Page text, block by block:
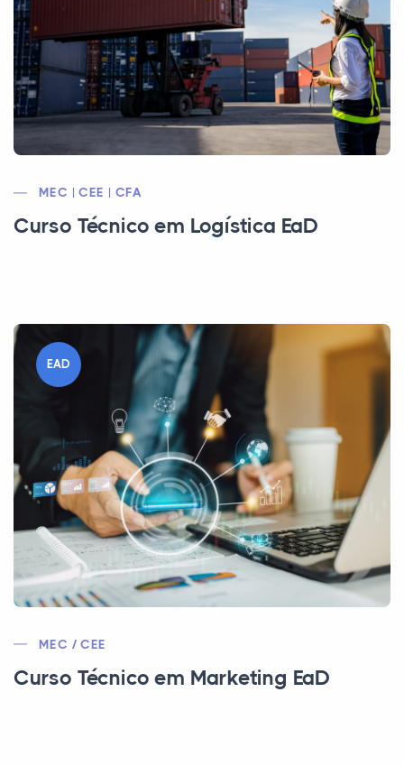
MEC | CEE | CFA
Curso Técnico em Logística EaD
EAD
MEC / CEE
Curso Técnico em Marketing EaD